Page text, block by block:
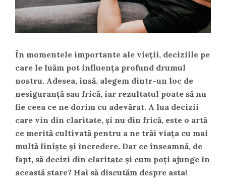
În momentele importante ale vieții, deciziile pe
care le luăm pot influența profund drumul
nostru. Adesea, însă, alegem dintr-un loc de
nesiguranță sau frică, iar rezultatul poate să nu
fie ceea ce ne dorim cu adevărat. A lua decizii
care vin din claritate, și nu din frică, este o artă
ce merită cultivată pentru a ne trăi viața cu mai
multă liniște și încredere. Dar ce înseamnă, de
fapt, să decizi din claritate și cum poți ajunge în
această stare? Hai să discutăm despre asta!